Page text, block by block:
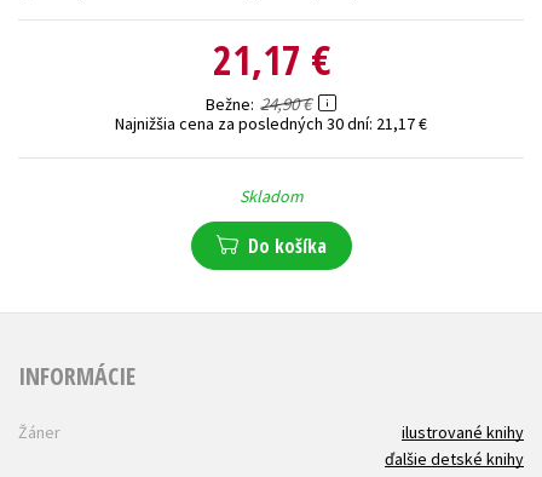
21,17 €
Bežne 24,90 €
Najnižšia cena za posledných 30 dní: 21,17 €
Skladom
Do košíka
INFORMÁCIE
Žáner
ilustrované knihy
ďalšie detské knihy